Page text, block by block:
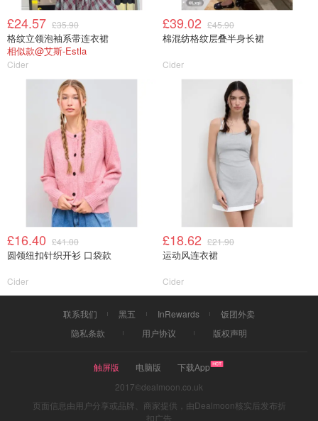
£24.57 £35.90
格纹立领泡袖系带连衣裙
相似款@艾斯-Estla
Cider
£39.02 £45.90
棉混纺格纹层叠半身长裙
Cider
£16.40 £41.00
圆领纽扣针织开衫 口袋款
Cider
£18.62 £21.90
运动风连衣裙
Cider
联系我们 黑五 InRewards
饭团外卖
隐私条款
用户协议 版权声明
触屏版 电脑版
下载App
2017©dealmoon.co.uk
页面信息由用户分享或品牌、商家提供，由Dealmoon核实后发布折
扣广告